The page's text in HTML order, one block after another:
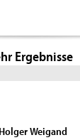
Ergebnisse
Weigand